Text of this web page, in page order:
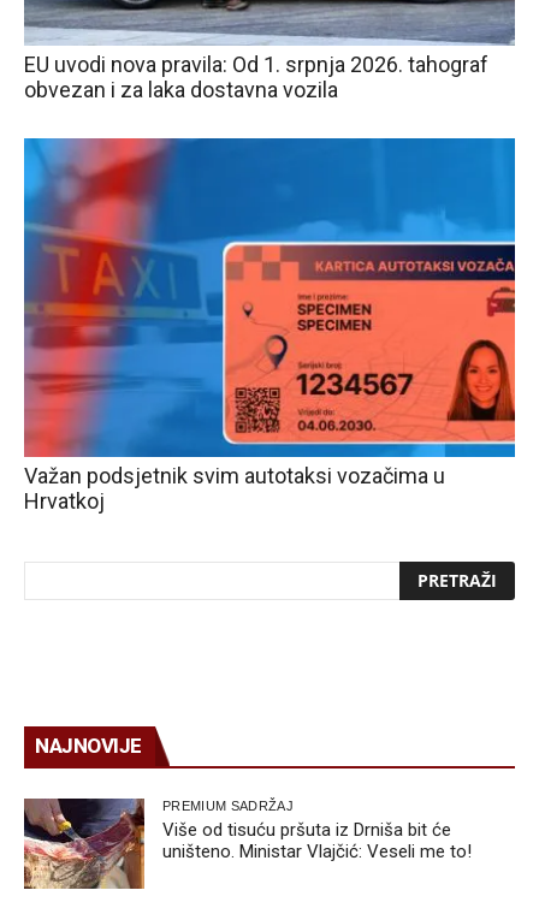
EU uvodi nova pravila: Od 1. srpnja 2026. tahograf
obvezan i za laka dostavna vozila
Važan podsjetnik svim autotaksi vozačima u
Hrvatkoj
NAJNOVIJE
PREMIUM SADRŽAJ
Više od tisuću pršuta iz Drniša bit će
uništeno. Ministar Vlajčić: Veseli me to!